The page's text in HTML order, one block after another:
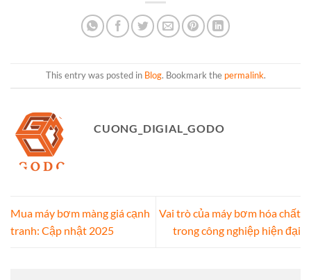
This entry was posted in Blog. Bookmark the permalink.
CUONG_DIGIAL_GODO
Mua máy bơm màng giá cạnh
tranh: Cập nhật 2025
Vai trò của máy bơm hóa chất
trong công nghiệp hiện đại